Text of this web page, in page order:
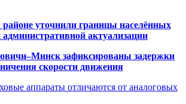
уточнили границы населённых
актуализации
зафиксированы задержки
скорости движения
аппараты отличаются от аналоговых